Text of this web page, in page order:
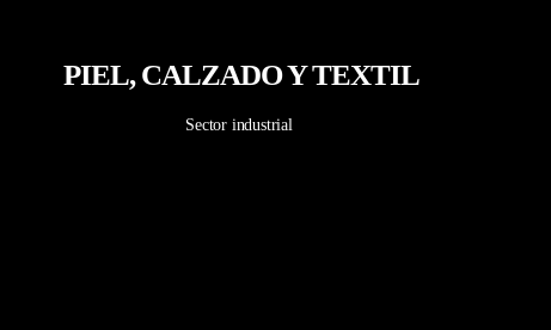
PIEL, CALZADO Y TEXTIL
Sector industrial